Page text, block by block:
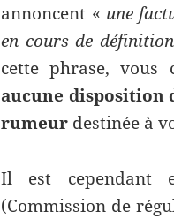
annoncent « une
en cours de
cette phrase, vous
aucune disposition
rumeur destinée à
Il est cependant
(Commission de